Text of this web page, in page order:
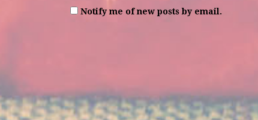
Notify me of new posts by email.